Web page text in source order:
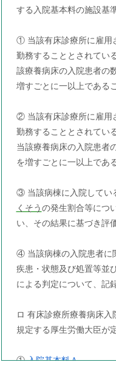
する入院基本料の施設基
① 当該有床診療所に雇用
勤務することとされてい
該療養病床の入院患者の
増すごとに一以上であるこ
② 当該有床診療所に雇用
勤務することとされてい
当該療養病床の入院患者
を増すごとに一以上であ
③ 当該病棟に入院してい
くそうの発生割合等につ
い、その結果に基づき評
④ 当該病棟の入院患者に
疾患・状態及び処置等並
による判定について、記
ロ 有床診療所療養病床入
規定する厚生労働大臣が
①入院基本料Ａ